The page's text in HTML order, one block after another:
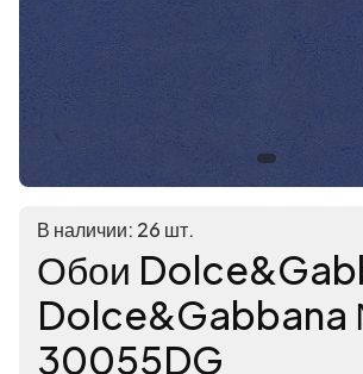
В наличии: 26 шт.
Обои
Dolce&Gabbana
30055DG